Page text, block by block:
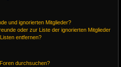
und ignorierten Mitglieder?
oder zur Liste der ignorierten Mitglieder
entfernen?
durchsuchen?